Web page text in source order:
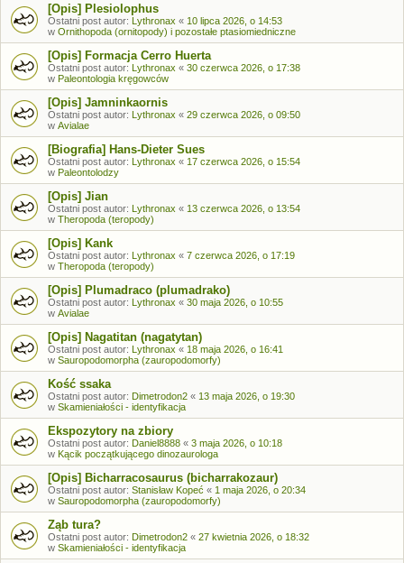
[Opis] Plesiolophus
Ostatni post autor: Lythronax « 10 lipca 2026, o 14:53
w Ornithopoda (ornitopody) i pozostałe ptasiomiedniczne
[Opis] Formacja Cerro Huerta
Ostatni post autor: Lythronax « 30 czerwca 2026, o 17:38
w Paleontologia kręgowców
[Opis] Jamninkaornis
Ostatni post autor: Lythronax « 29 czerwca 2026, o 09:50
w Avialae
[Biografia] Hans-Dieter Sues
Ostatni post autor: Lythronax « 17 czerwca 2026, o 15:54
w Paleontolodzy
[Opis] Jian
Ostatni post autor: Lythronax « 13 czerwca 2026, o 13:54
w Theropoda (teropody)
[Opis] Kank
Ostatni post autor: Lythronax « 7 czerwca 2026, o 17:19
w Theropoda (teropody)
[Opis] Plumadraco (plumadrako)
Ostatni post autor: Lythronax « 30 maja 2026, o 10:55
w Avialae
[Opis] Nagatitan (nagatytan)
Ostatni post autor: Lythronax « 18 maja 2026, o 16:41
w Sauropodomorpha (zauropodomorfy)
Kość ssaka
Ostatni post autor: Dimetrodon2 « 13 maja 2026, o 19:30
w Skamieniałości - identyfikacja
Ekspozytory na zbiory
Ostatni post autor: Daniel8888 « 3 maja 2026, o 10:18
w Kącik początkującego dinozaurologa
[Opis] Bicharracosaurus (bicharrakozaur)
Ostatni post autor: Stanisław Kopeć « 1 maja 2026, o 20:34
w Sauropodomorpha (zauropodomorfy)
Ząb tura?
Ostatni post autor: Dimetrodon2 « 27 kwietnia 2026, o 18:32
w Skamieniałości - identyfikacja